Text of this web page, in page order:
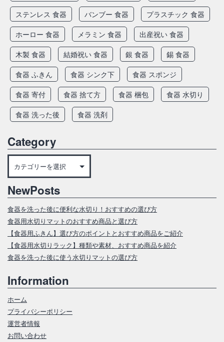
ステンレス 食器
バンブー 食器
プラスチック 食器
ホーロー 食器
メラミン 食器
出産祝い 食器
木製 食器
結婚祝い 食器 銀 食器
錫 食器
食器 ふきん
食器 シンク下
食器 スポンジ
食器 寄付
食器 捨て方 食器 梱包
食器 水切り
食器 洗った後
食器 洗剤
Category
NewPosts
食器を洗った後に便利な水切り！おすすめの選び方
食器用水切りマットのおすすめ商品と選び方
【食器用ふきん】選び方のポイントとおすすめ商品をご紹介
【食器用水切りラック】種類や素材、おすすめ商品を紹介
食器を洗った後に使う水切りマットの選び方
Information
ホーム
プライバシーポリシー
運営者情報
お問い合わせ